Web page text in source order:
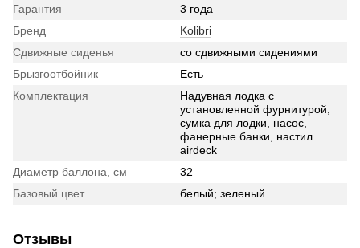
Гарантия
3 года
Бренд
Kolibri
Сдвижные сиденья
со сдвижными сидениями
Брызгоотбойник
Есть
Комплектация
Надувная лодка с
установленной фурнитурой,
сумка для лодки, насос,
фанерные банки, настил
airdeck
Диаметр баллона, см
32
Базовый цвет
белый; зеленый
Отзывы